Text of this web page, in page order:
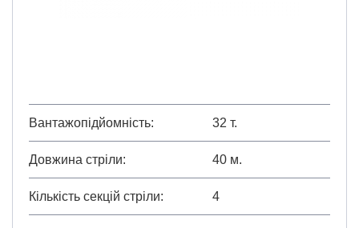
Вантажопідйомність 32 т.
Довжина стріли 40 м.
Кількість секцій стріли 4